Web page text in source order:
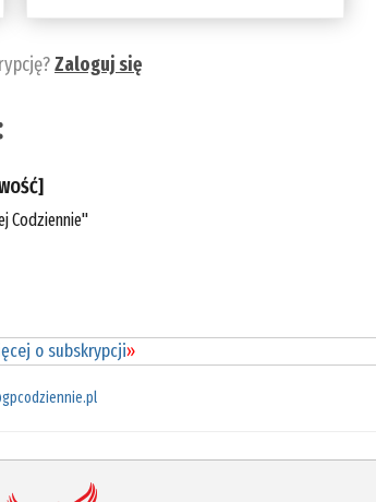
Zaloguj się
Codziennie"
o subskrypcji»